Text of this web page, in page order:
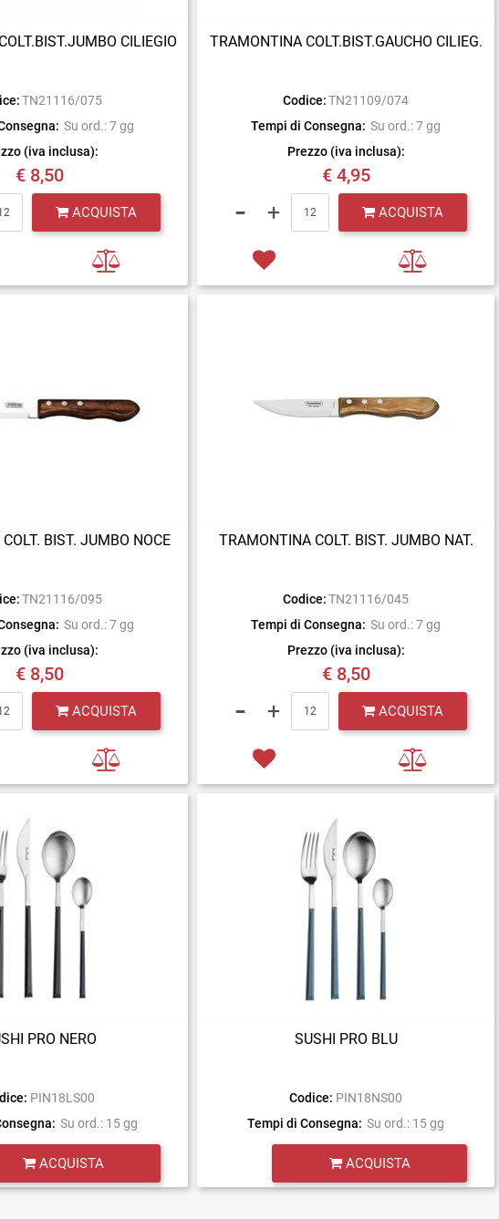
CILIEGIO
TN21116/075
Su ord.: 7 gg
(iva inclusa):
€ 8,50
ACQUISTA
TRAMONTINA COLT.BIST.GAUCHO CILIEG.
Codice: TN21109/074
Tempi di Consegna: Su ord.: 7 gg
Prezzo (iva inclusa):
€ 4,95
ACQUISTA
BIST. JUMBO NOCE
TN21116/095
Su ord.: 7 gg
(iva inclusa):
€ 8,50
ACQUISTA
TRAMONTINA COLT. BIST. JUMBO NAT.
Codice: TN21116/045
Tempi di Consegna: Su ord.: 7 gg
Prezzo (iva inclusa):
€ 8,50
ACQUISTA
PRO NERO
PIN18LS00
Su ord.: 15 gg
ACQUISTA
SUSHI PRO BLU
Codice: PIN18NS00
Tempi di Consegna: Su ord.: 15 gg
ACQUISTA